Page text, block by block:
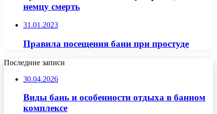
немцу смерть
31.01.2023
Правила посещения бани при простуде
Последние записи
30.04.2026
Виды бань и особенности отдыха в банном
комплексе